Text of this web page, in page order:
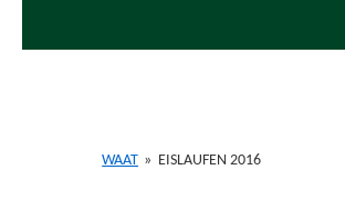
WAAT » EISLAUFEN 2016